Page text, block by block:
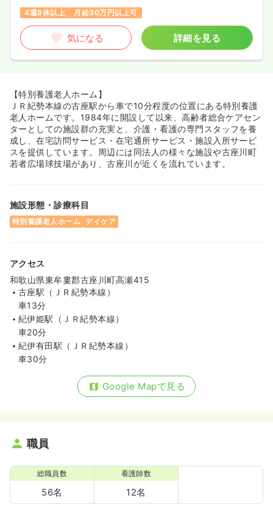
4週8休以上
月給30万円以上可
気になる 詳細を見る
【特別養護老人ホーム】
ＪＲ紀勢本線の古座駅から車で10分程度の位置にある特別養護
老人ホームです。1984年に開設して以来、高齢者総合ケアセン
ターとしての施設群の充実と、介護・看護の専門スタッフを養
成し、在宅訪問サービス・在宅通所サービス・施設入所サービ
スを提供しています。周辺には同法人の様々な施設や古座川町
若者広場球技場があり、古座川が近くを流れています。
施設形態・診療科目
特別養護老人ホーム デイケア
アクセス
和歌山県東牟婁郡古座川町高瀬415
古座駅（ＪＲ紀勢本線）
車13分
紀伊姫駅（ＪＲ紀勢本線）
車20分
紀伊有田駅（ＪＲ紀勢本線）
車30分
Google Mapで見る
職員
総職員数
56名
看護師数
12名